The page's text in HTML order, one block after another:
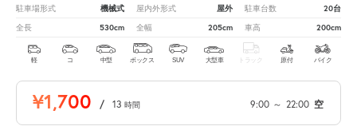
駐車場形式 機械式 屋内外形式 屋外 駐車台数 20台
全長 530cm 全幅 205cm 車高 200cm
軽 コ 中型 ボックス SUV 大型車 トラック 原付 バイク
¥1,700 / 13 時間 9:00 ～ 22:00 空